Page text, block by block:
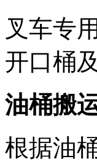
叉车专
开口桶
油桶搬
根据油